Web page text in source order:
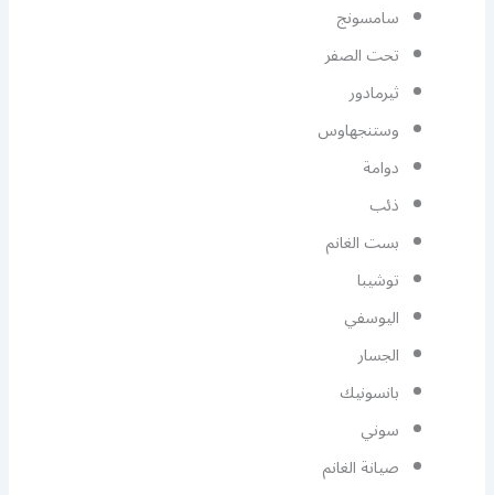
سامسونج
تحت الصفر
ثيرمادور
وستنجهاوس
دوامة
ذئب
بست الغانم
توشيبا
اليوسفي
الجسار
بانسونيك
سوني
صيانة الغانم